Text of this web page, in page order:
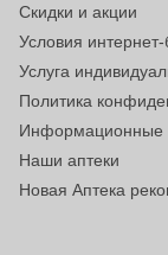
Скидки и акции
Условия
Услуга
Политика
Информационные
Наши аптеки
Новая Аптека